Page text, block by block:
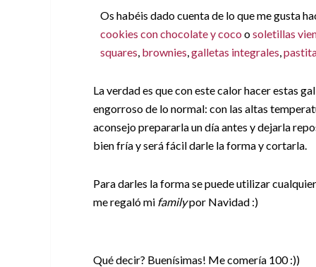
Os habéis dado cuenta de lo que me gusta
cookies con chocolate y coco osoletillas
squares, brownies,galletas integrales,
La verdad es que con este calor hacer estas
engorroso de lo normal: con las altas
aconsejo prepararla un día antes y dejarla
bien fría y será fácil darle la forma y cortarla.
Para darles la forma se puede utilizar
me regaló mi familypor Navidad :)
Qué decir? Buenísimas! Me comería 100 :))